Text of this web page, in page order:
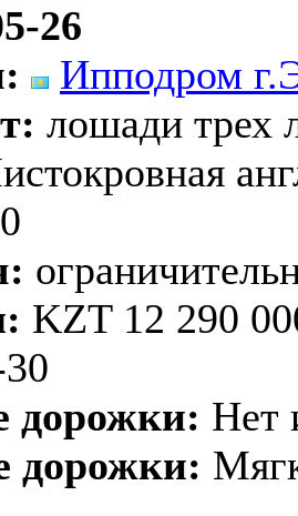
26
Ипподром
лошади трех
KZT 12 290
дорожки: Нет
дорожки: